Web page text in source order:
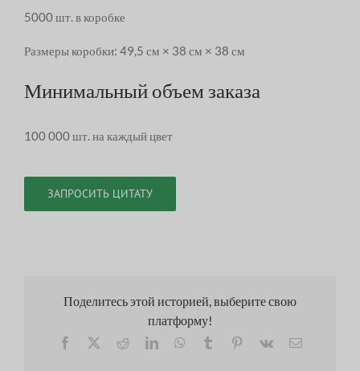
5000 шт. в коробке
Размеры коробки: 49,5 см × 38 см × 38 см
Минимальный объем заказа
100 000 шт. на каждый цвет
ЗАПРОСИТЬ ЦИТАТУ
Поделитесь этой историей, выберите свою
платформу!
Facebook RedditLinkedInWhatsApp
Tumblr Pinterest
Vk Email